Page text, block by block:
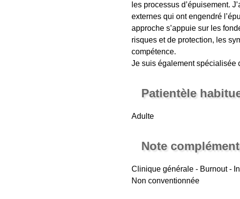
les processus d’épuisement.
externes qui ont engendré
approche s’appuie sur les
risques et de protection, les
compétence.
Je suis également spécialisée
Patientèle
Adulte
Note
Clinique générale - Burnout -
Non conventionnée